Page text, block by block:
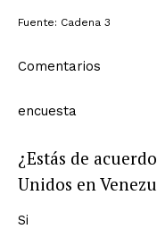
Fuente: Cadena 3
Comentarios
encuesta
¿Estás de
Unidos en
Si